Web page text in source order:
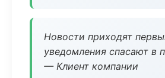
Новости приходят
уведомления спасают в
— Клиент компании